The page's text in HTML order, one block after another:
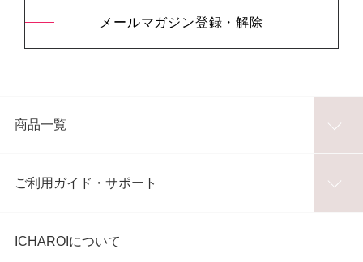
メールマガジン登録・解除
商品一覧
ご利用ガイド・サポート
ICHAROIについて